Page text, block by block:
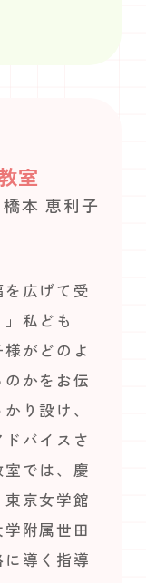
室
本 恵利子
を広げて受
私ども
がどのよ
かをお伝
り設け、
バイスさ
では、慶
京女学館
附属世田
導く指導